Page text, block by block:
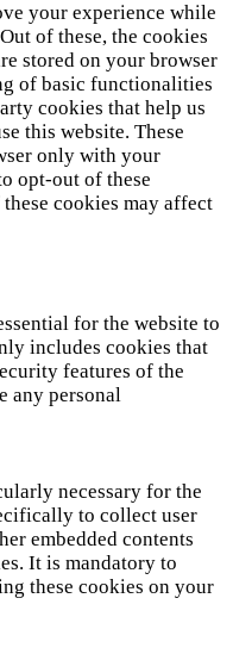
your experience while
of these, the cookies
stored on your browser
of basic functionalities
cookies that help us
this website. These
only with your
opt-out of these
cookies may affect
for the website to
includes cookies that
features of the
any personal
necessary for the
to collect user
embedded contents
It is mandatory to
these cookies on your